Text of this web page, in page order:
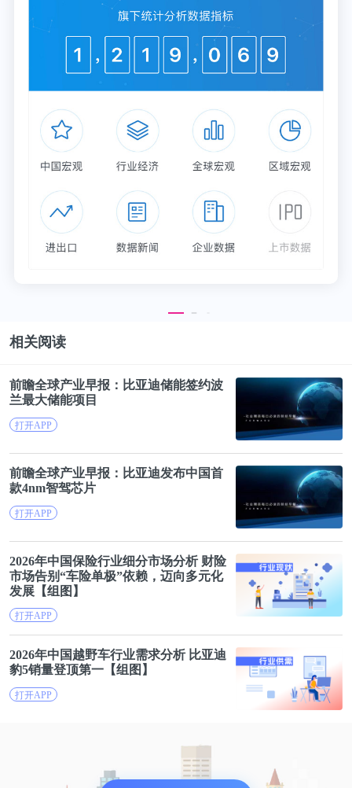
相关阅读
前瞻全球产业早报： 比亚迪储能签约波
兰最大储能项目
打开APP
前瞻全球产业早报： 比亚迪发布中国首
款4nm智驾芯片
打开APP
2026年中国保险行业细分市场分析 财险
市场告别“车险单极”依赖，迈向多元化
发展【组图】
打开APP
2026年中国越野车行业需求分析 比亚迪
豹5销量登顶第一【组图】
打开APP